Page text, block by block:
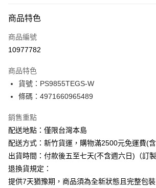
街口支付
悠遊付
運送方式
下單前請先詢問庫存
每筆NT$130，滿NT$2,500(含以上)免運費
商品特色
商品編號
10977782
商品特色
貨號：PS9855TEGS-W
條碼：4971660965489
銷售重點
配送地點：僅限台灣本島
配送方式：新竹貨運，購物滿2500元免運費(
出貨時間：付款後五至七天(不含週六日)（訂製
退換貨規定：
提供7天猶豫期，商品須為全新狀態且完整包裝